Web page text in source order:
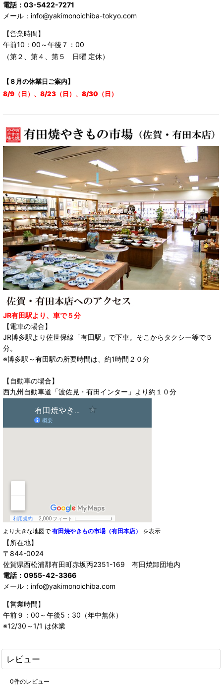
電話：03-5422-7271
メール：info@yakimonoichiba-tokyo.com
【営業時間】
午前10：00～午後７：00
（第２、第４、第５ 日曜 定休）
【８月の休業日ご案内】
8/9（日）、8/23（日）、8/30（日）
JR有田駅より、車で５分
【電車の場合】
JR博多駅より佐世保線「有田駅」で下車。そこからタクシー等で５
分。
※博多駅～有田駅の所要時間は、約1時間２０分
【自動車の場合】
西九州自動車道「波佐見・有田インター」より約１０分
より大きな地図で 有田焼やきもの市場（有田本店） を表示
【所在地】
〒844-0024
佐賀県西松浦郡有田町赤坂丙2351-169 有田焼卸団地内
電話：0955-42-3366
メール：info@yakimonoichiba.com
【営業時間】
午前９：00～午後5：30（年中無休）
※12/30～1/1 は休業
レビュー
0件のレビュー